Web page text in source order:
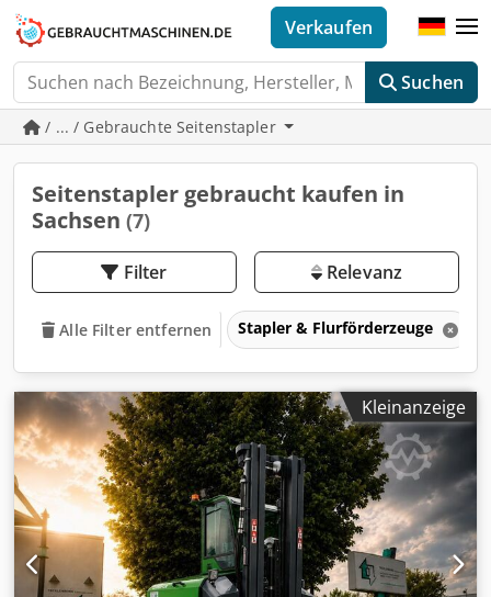
Suchen
Verkaufen
/ ... / Gebrauchte Seitenstapler
Seitenstapler gebraucht kaufen in
Sachsen (7)
Filter Relevanz
Alle Filter entfernen Stapler & Flurförderzeuge
Kleinanzeige